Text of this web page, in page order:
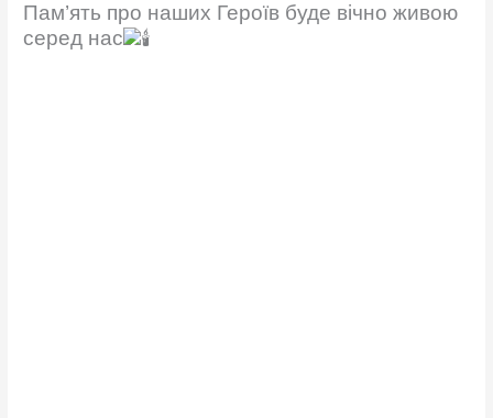
Пам’ять про наших Героїв буде вічно живою
серед нас